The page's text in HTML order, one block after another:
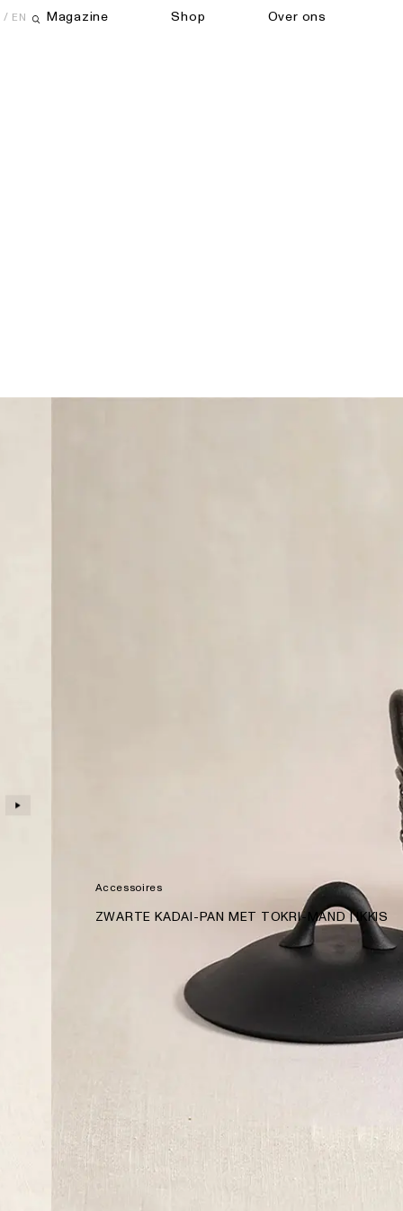
Magazine Shop Over ons
EN
Open zoekveld
Accessoires
PRODUCT:
ZWARTE KADAI-PAN MET TOKRI-MAND | IKKIS